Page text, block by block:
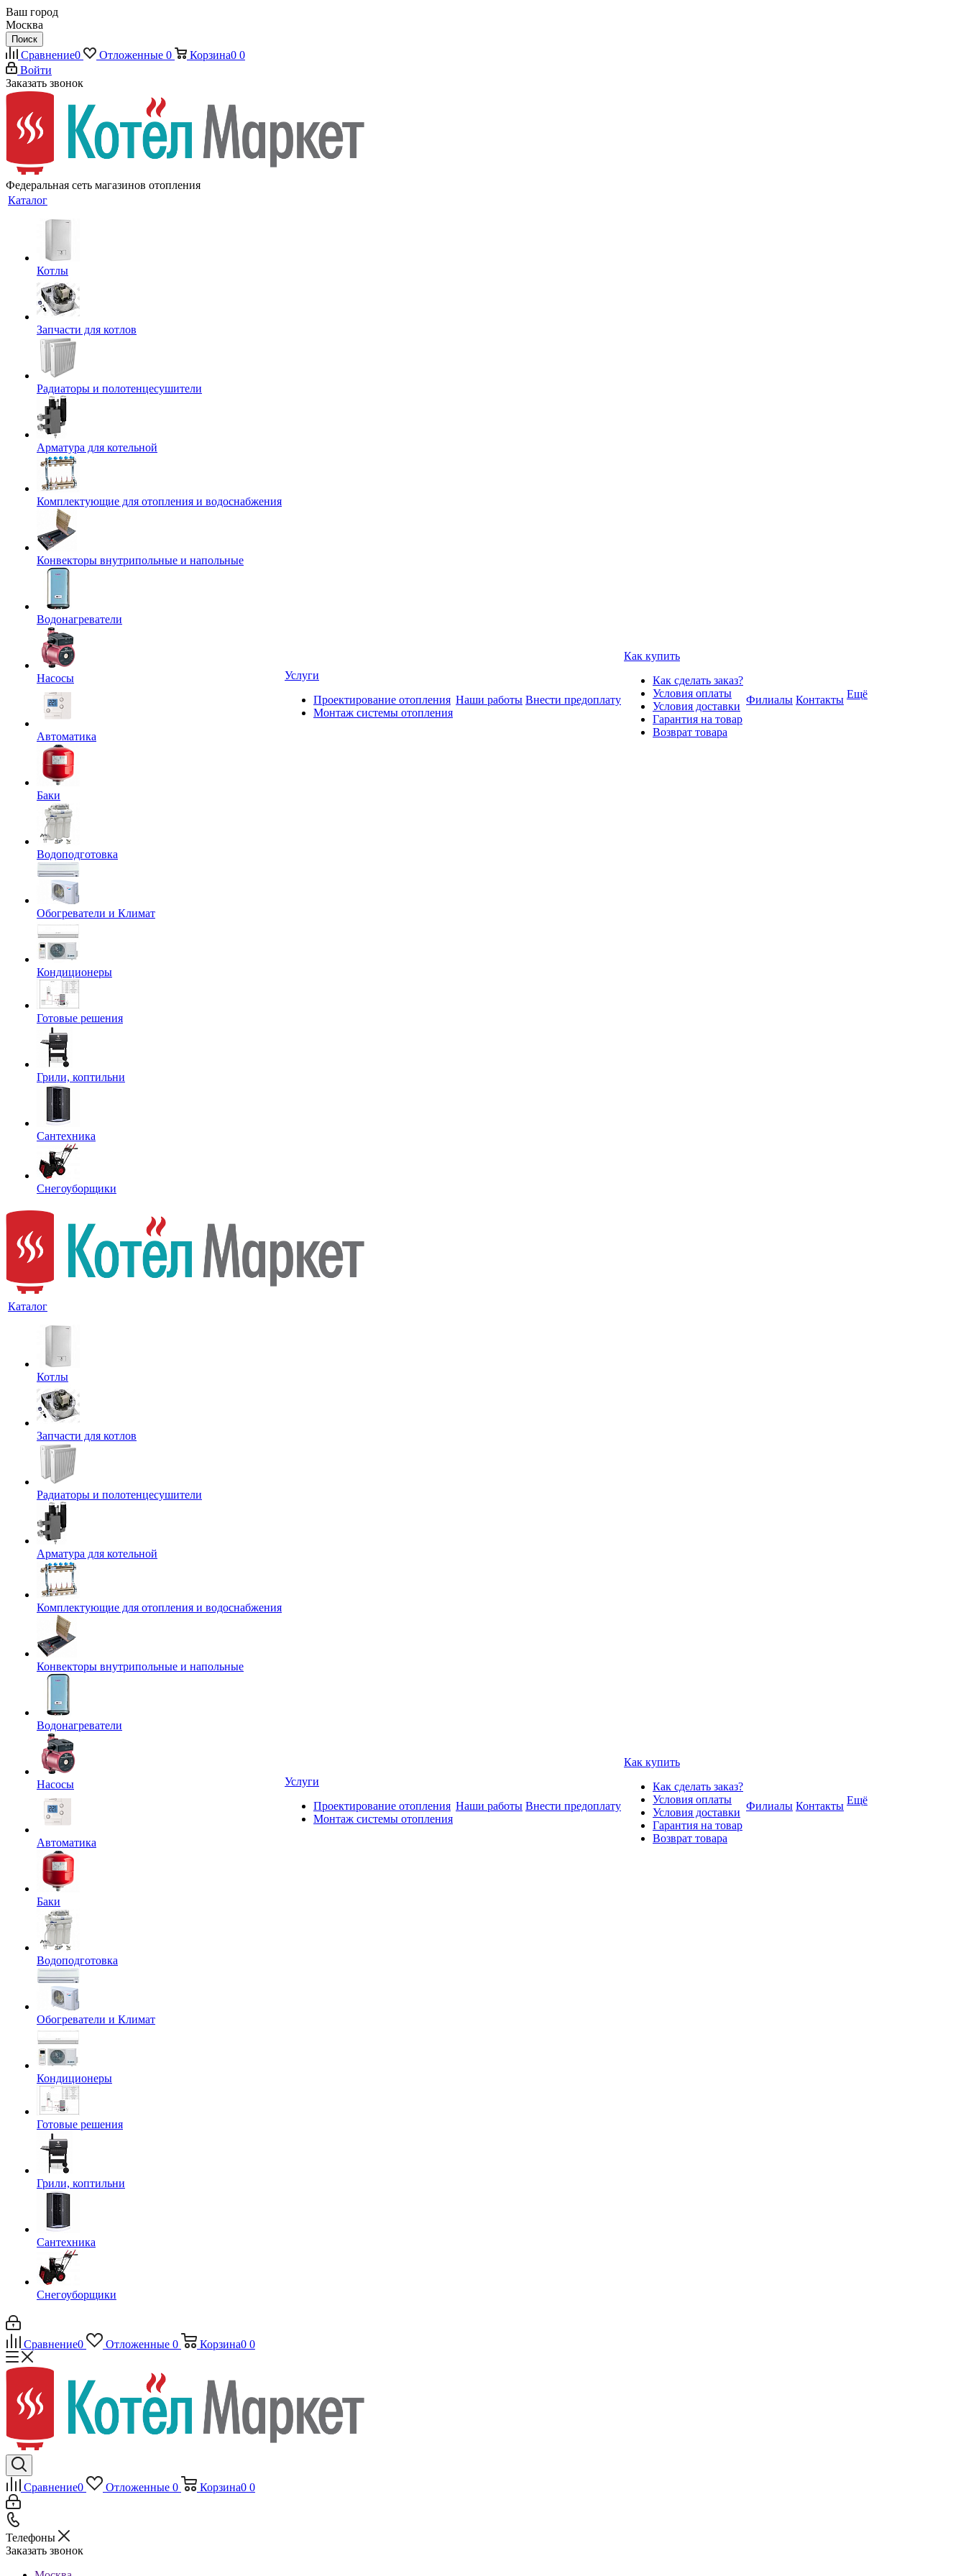
Ваш город
Москва
Поиск
Сравнение0 Отложенные 0 Корзина0 0
Войти
Заказать звонок
Федеральная сеть магазинов отопления
Каталог
Котлы
Запчасти для котлов
Радиаторы и полотенцесушители
Арматура для котельной
Комплектующие для отопления и водоснабжения
Конвекторы внутрипольные и напольные
Водонагреватели
Насосы
Автоматика
Баки
Водоподготовка
Обогреватели и Климат
Кондиционеры
Готовые решения
Грили, коптильни
Сантехника
Снегоуборщики
Услуги
Проектирование отопления
Монтаж системы отопления
Наши работы Внести предоплату
Как купить
Как сделать заказ?
Условия оплаты
Условия доставки
Гарантия на товар
Возврат товара
Филиалы Контакты Ещё
Каталог
Котлы
Запчасти для котлов
Радиаторы и полотенцесушители
Арматура для котельной
Комплектующие для отопления и водоснабжения
Конвекторы внутрипольные и напольные
Водонагреватели
Насосы
Автоматика
Баки
Водоподготовка
Обогреватели и Климат
Кондиционеры
Готовые решения
Грили, коптильни
Сантехника
Снегоуборщики
Услуги
Проектирование отопления
Монтаж системы отопления
Наши работы Внести предоплату
Как купить
Как сделать заказ?
Условия оплаты
Условия доставки
Гарантия на товар
Возврат товара
Филиалы Контакты Ещё
Сравнение0 Отложенные 0 Корзина0 0
Сравнение0 Отложенные 0 Корзина0 0
Телефоны
Заказать звонок